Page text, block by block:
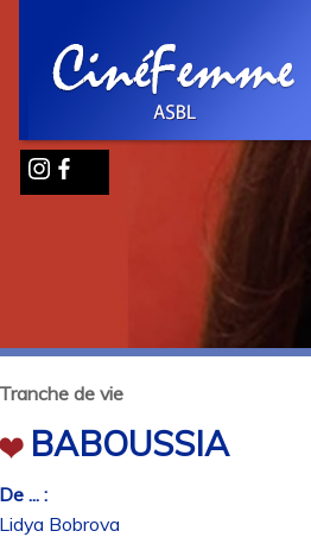
de vie
BABOUSSIA
... :
Bobrova